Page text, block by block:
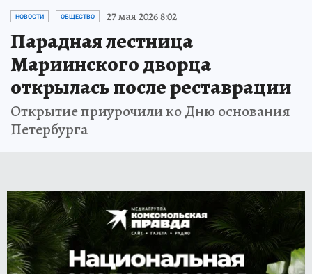
НОВОСТИ ОБЩЕСТВО 27 мая 2026 8:02
Парадная лестница
Мариинского дворца
открылась после реставрации
Открытие приурочили ко Дню основания
Петербурга